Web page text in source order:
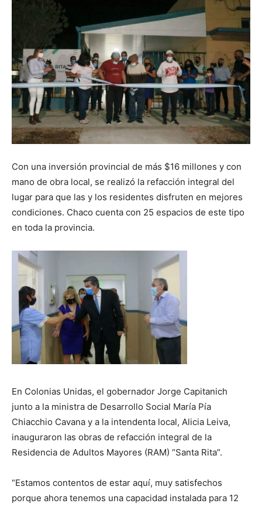
Con una inversión provincial de más $16 millones y con
mano de obra local, se realizó la refacción integral del
lugar para que las y los residentes disfruten en mejores
condiciones. Chaco cuenta con 25 espacios de este tipo
en toda la provincia.
En Colonias Unidas, el gobernador Jorge Capitanich
junto a la ministra de Desarrollo Social María Pía
Chiacchio Cavana y a la intendenta local, Alicia Leiva,
inauguraron las obras de refacción integral de la
Residencia de Adultos Mayores (RAM) “Santa Rita”.
“Estamos contentos de estar aquí, muy satisfechos
porque ahora tenemos una capacidad instalada para 12